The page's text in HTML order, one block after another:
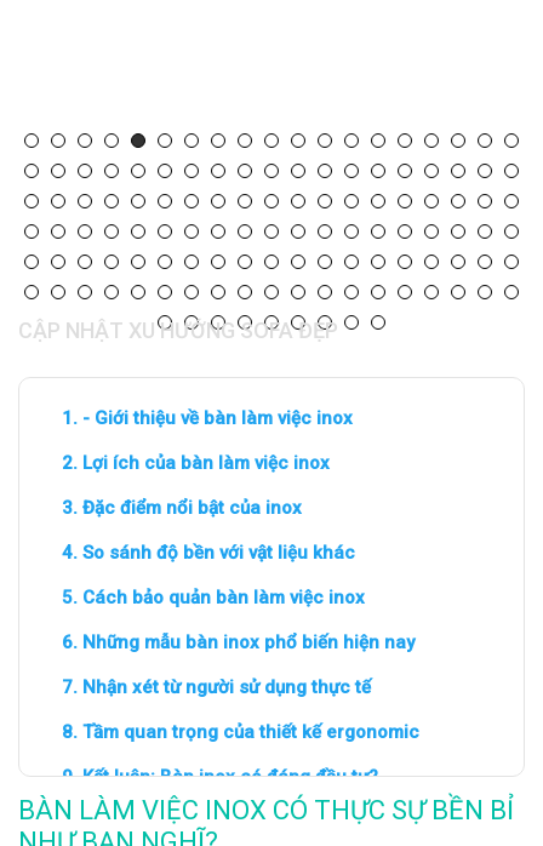
CẬP NHẬT XU HƯỚNG SOFA ĐẸP
- Giới thiệu về bàn làm việc inox
Lợi ích của bàn làm việc inox
Đặc điểm nổi bật của inox
So sánh độ bền với vật liệu khác
Cách bảo quản bàn làm việc inox
Những mẫu bàn inox phổ biến hiện nay
Nhận xét từ người sử dụng thực tế
Tầm quan trọng của thiết kế ergonomic
Kết luận: Bàn inox có đáng đầu tư?
BÀN LÀM VIỆC INOX CÓ THỰC SỰ BỀN BỈ